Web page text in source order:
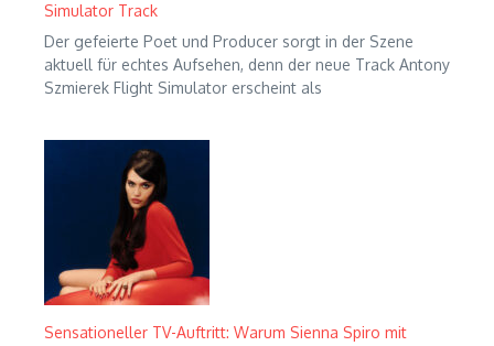
Simulator Track
Der gefeierte Poet und Producer sorgt in der Szene
aktuell für echtes Aufsehen, denn der neue Track Antony
Szmierek Flight Simulator erscheint als
Sensationeller TV-Auftritt: Warum Sienna Spiro mit